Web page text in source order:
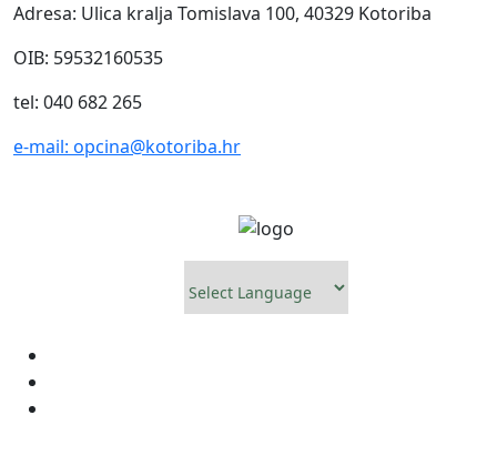
Adresa: Ulica kralja Tomislava 100, 40329 Kotoriba
OIB: 59532160535
tel: 040 682 265
e-mail: opcina@kotoriba.hr